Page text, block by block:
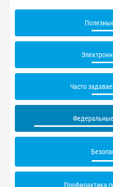
Часто
Профилактика